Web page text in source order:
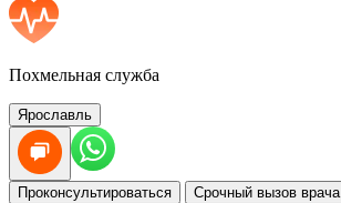
Похмельная служба
Ярославль
Проконсультироваться Срочный вызов врача